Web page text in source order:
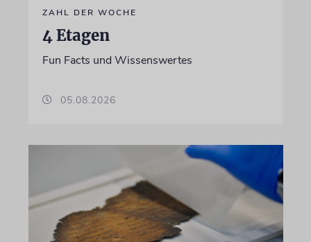
ZAHL DER WOCHE
4 Etagen
Fun Facts und Wissenswertes
05.08.2026